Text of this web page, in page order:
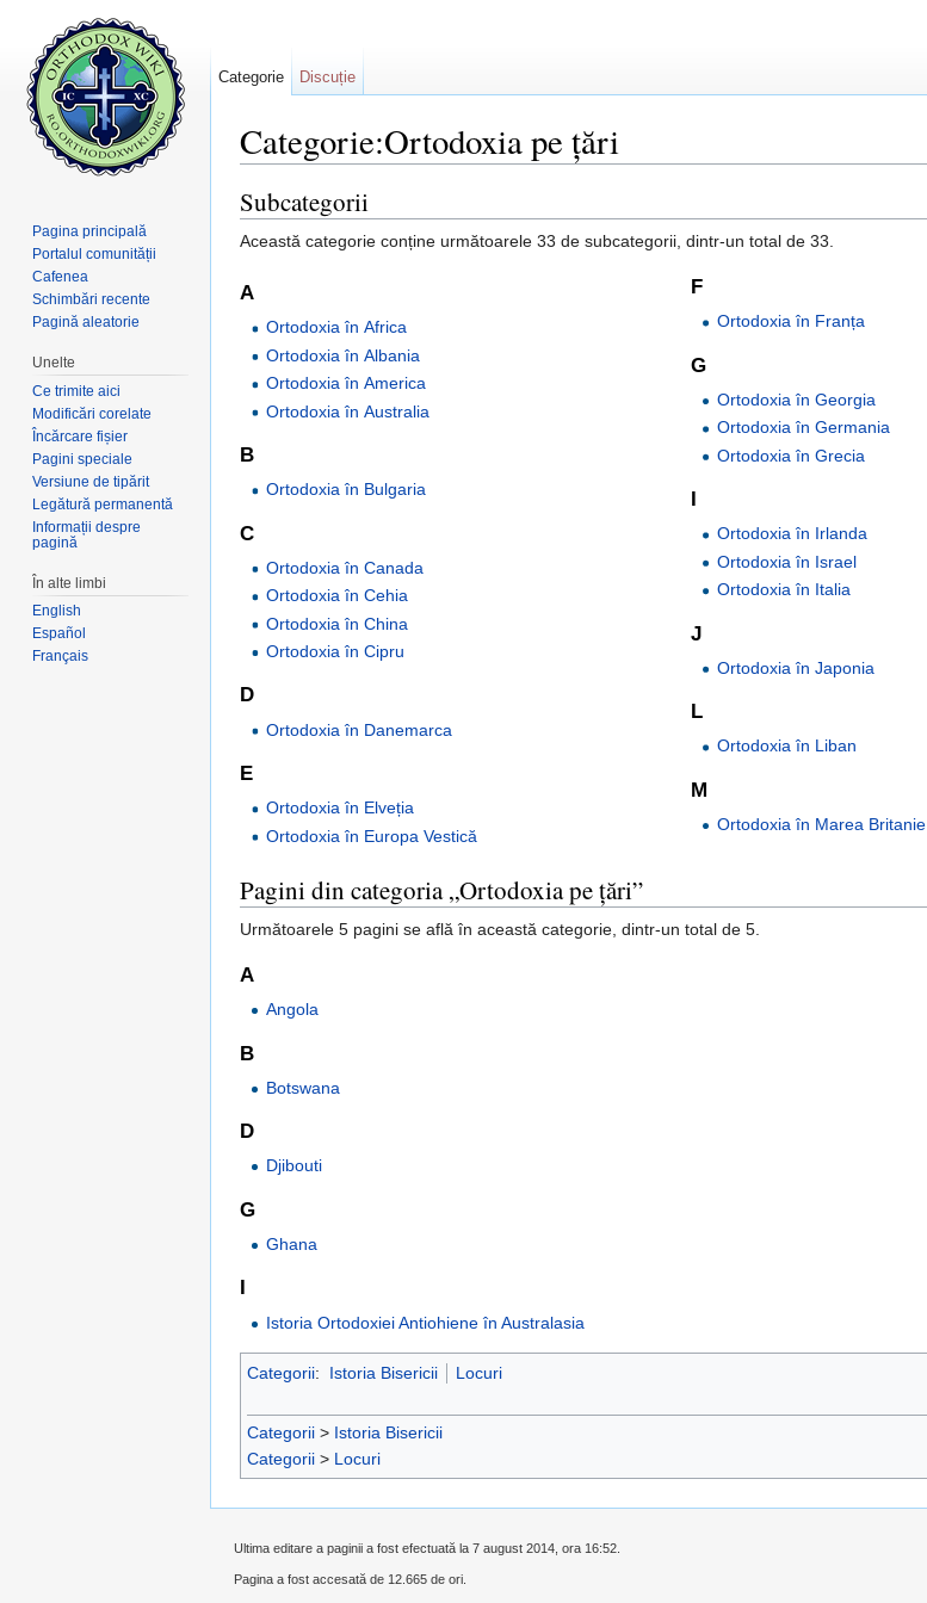
Categorie:Ortodoxia pe țări
Subcategorii
Această categorie conține următoarele 33 de subcategorii, dintr-un total de 33.
A
Ortodoxia în Africa
Ortodoxia în Albania
Ortodoxia în America
Ortodoxia în Australia
B
Ortodoxia în Bulgaria
C
Ortodoxia în Canada
Ortodoxia în Cehia
Ortodoxia în China
Ortodoxia în Cipru
D
Ortodoxia în Danemarca
E
Ortodoxia în Elveția
Ortodoxia în Europa Vestică
F
Ortodoxia în Franța
G
Ortodoxia în Georgia
Ortodoxia în Germania
Ortodoxia în Grecia
Ortodoxia în Irlanda
Ortodoxia în Israel
Ortodoxia în Italia
J
Ortodoxia în Japonia
L
Ortodoxia în Liban
M
Ortodoxia în Marea Britanie
Pagini din categoria „Ortodoxia pe țări”
Următoarele 5 pagini se află în această categorie, dintr-un total de 5.
A
Angola
B
Botswana
D
Djibouti
G
Ghana
Istoria Ortodoxiei Antiohiene în Australasia
Categorii: Istoria Bisericii Locuri
Categorii > Istoria Bisericii
Categorii > Locuri
Categorie Discuție
Pagina principală
Portalul comunității
Cafenea
Schimbări recente
Pagină aleatorie
Unelte
Ce trimite aici
Modificări corelate
Încărcare fișier
Pagini speciale
Versiune de tipărit
Legătură permanentă
Informații despre
pagină
În alte limbi
English
Español
Français
Ultima editare a paginii a fost efectuată la 7 august 2014, ora 16:52.
Pagina a fost accesată de 12.665 de ori.